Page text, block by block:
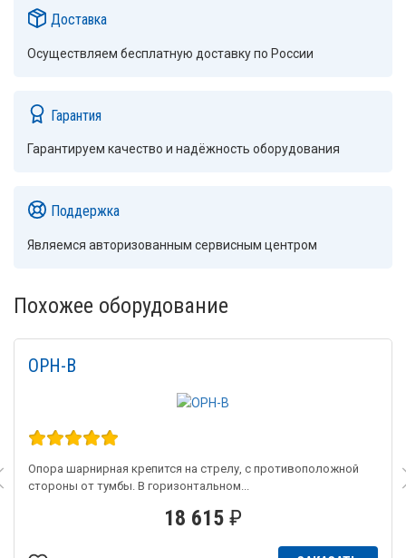
Доставка
Осуществляем бесплатную доставку по России
Гарантия
Гарантируем качество и надёжность оборудования
Поддержка
Являемся авторизованным сервисным центром
Похожее оборудование
OPH-B
Опора шарнирная крепится на стрелу, с противоположной
стороны от тумбы. В горизонтальном...
18 615 ₽